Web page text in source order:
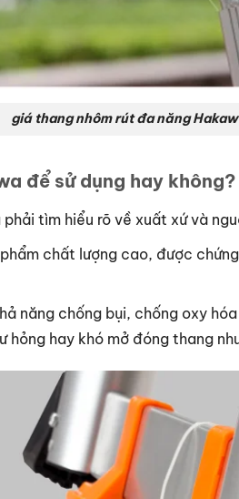
giá thang nhôm rút đa năng
để sử dụng hay không?
tìm hiểu rõ về xuất xứ và
chất lượng cao, được
năng chống bụi, chống oxy
hỏng hay khó mở đóng thang